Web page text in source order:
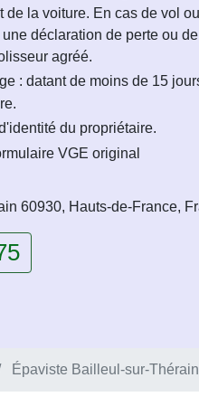
de la voiture. En cas de vol
déclaration de perte ou
agréé.
: datant de moins de 15
du propriétaire.
VGE original
60930, Hauts-de-France,
Épaviste Bailleul-sur-Thérain